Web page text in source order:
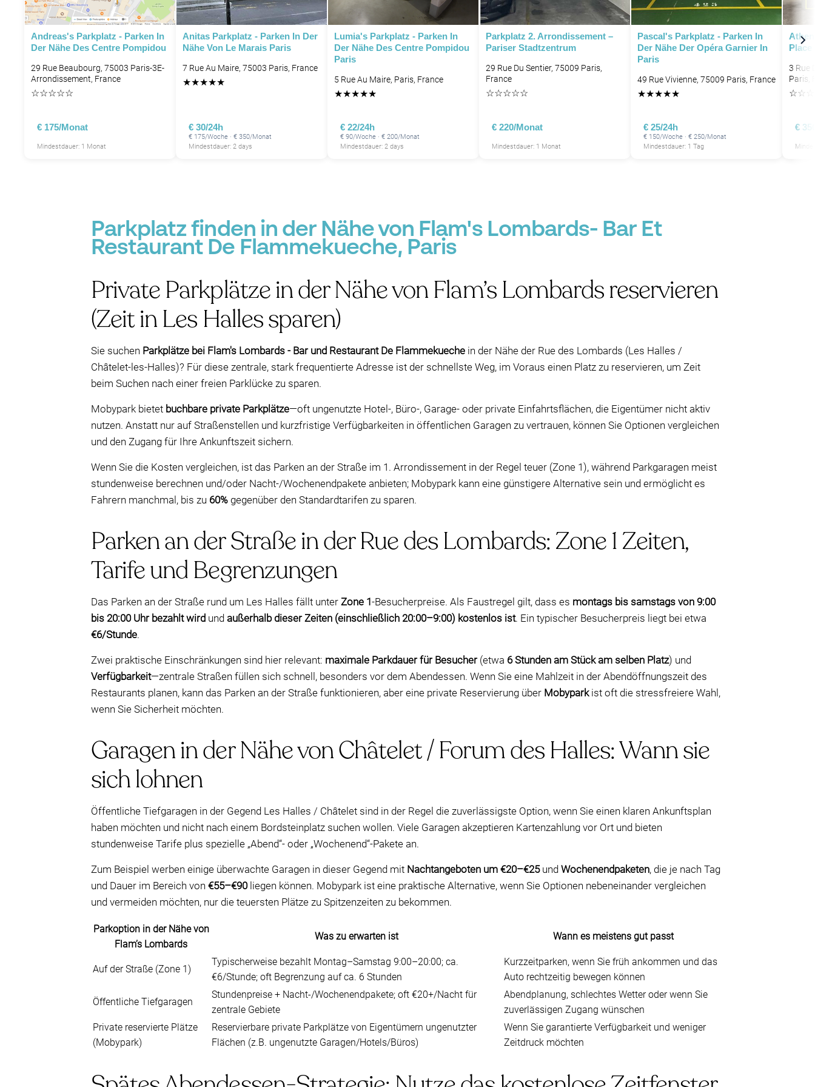
P
P
P
Andreas's Parkplatz - Parken In
Der Nähe Des Centre Pompidou
29 Rue Beaubourg, 75003 Paris-3E-
Arrondissement, France
☆☆☆☆☆
€ 175/Monat
Mindestdauer: 1 Monat
Anitas Parkplatz - Parken In Der
Nähe Von Le Marais Paris
7 Rue Au Maire, 75003 Paris, France
★★★★★
€ 30/24h
€ 175/Woche · € 350/Monat
Mindestdauer: 2 days
Lumia's Parkplatz - Parken In
Der Nähe Des Centre Pompidou
Paris
5 Rue Au Maire, Paris, France
★★★★★
€ 22/24h
€ 90/Woche · € 200/Monat
Mindestdauer: 2 days
Parkplatz 2. Arrondissement –
Pariser Stadtzentrum
29 Rue Du Sentier, 75009 Paris,
France
☆☆☆☆☆
€ 220/Monat
Mindestdauer: 1 Monat
Pascal's Parkplatz - Parken In
Der Nähe Der Opéra Garnier In
Paris
49 Rue Vivienne, 75009 Paris, France
★★★★★
€ 25/24h
€ 150/Woche · € 250/Monat
Mindestdauer: 1 Tag
Place
3 Rue
Paris,
☆☆
€
Parkplatz finden in der Nähe von Flam's Lombards- Bar Et
Restaurant De Flammekueche, Paris
Private Parkplätze in der Nähe von Flam’s Lombards reservieren
(Zeit in Les Halles sparen)
Sie suchen Parkplätze bei Flam's Lombards - Bar und Restaurant De Flammekueche in der Nähe der Rue des Lombards (Les Halles /
Châtelet-les-Halles)? Für diese zentrale, stark frequentierte Adresse ist der schnellste Weg, im Voraus einen Platz zu reservieren, um Zeit
beim Suchen nach einer freien Parklücke zu sparen.
Mobypark bietet buchbare private Parkplätze—oft ungenutzte Hotel-, Büro-, Garage- oder private Einfahrtsflächen, die Eigentümer nicht aktiv
nutzen. Anstatt nur auf Straßenstellen und kurzfristige Verfügbarkeiten in öffentlichen Garagen zu vertrauen, können Sie Optionen vergleichen
und den Zugang für Ihre Ankunftszeit sichern.
Wenn Sie die Kosten vergleichen, ist das Parken an der Straße im 1. Arrondissement in der Regel teuer (Zone 1), während Parkgaragen meist
stundenweise berechnen und/oder Nacht-/Wochenendpakete anbieten; Mobypark kann eine günstigere Alternative sein und ermöglicht es
Fahrern manchmal, bis zu 60% gegenüber den Standardtarifen zu sparen.
Parken an der Straße in der Rue des Lombards: Zone 1 Zeiten,
Tarife und Begrenzungen
Das Parken an der Straße rund um Les Halles fällt unter Zone 1-Besucherpreise. Als Faustregel gilt, dass es montags bis samstags von 9:00
bis 20:00 Uhr bezahlt wird und außerhalb dieser Zeiten (einschließlich 20:00–9:00) kostenlos ist. Ein typischer Besucherpreis liegt bei etwa
€6/Stunde.
Zwei praktische Einschränkungen sind hier relevant: maximale Parkdauer für Besucher(etwa 6 Stunden am Stück am selben Platz) und
Verfügbarkeit—zentrale Straßen füllen sich schnell, besonders vor dem Abendessen. Wenn Sie eine Mahlzeit in der Abendöffnungszeit des
Restaurants planen, kann das Parken an der Straße funktionieren, aber eine private Reservierung über Mobyparkist oft die stressfreiere Wahl,
wenn Sie Sicherheit möchten.
Garagen in der Nähe von Châtelet / Forum des Halles: Wann sie
sich lohnen
Öffentliche Tiefgaragen in der Gegend Les Halles / Châtelet sind in der Regel die zuverlässigste Option, wenn Sie einen klaren Ankunftsplan
haben möchten und nicht nach einem Bordsteinplatz suchen wollen. Viele Garagen akzeptieren Kartenzahlung vor Ort und bieten
stundenweise Tarife plus spezielle „Abend“- oder „Wochenend“-Pakete an.
Zum Beispiel werben einige überwachte Garagen in dieser Gegend mit Nachtangeboten um €20–€25und Wochenendpaketen, die je nach Tag
und Dauer im Bereich von €55–€90liegen können. Mobypark ist eine praktische Alternative, wenn Sie Optionen nebeneinander vergleichen
und vermeiden möchten, nur die teuersten Plätze zu Spitzenzeiten zu bekommen.
Parkoption in der Nähe von
Flam’s Lombards
Was zu erwarten ist Wann es meistens gut passt
Auf der Straße (Zone 1)
Typischerweise bezahlt Montag–Samstag 9:00–20:00; ca.
€6/Stunde; oft Begrenzung auf ca. 6 Stunden
Kurzzeitparken, wenn Sie früh ankommen und das
Auto rechtzeitig bewegen können
Öffentliche Tiefgaragen
Stundenpreise + Nacht-/Wochenendpakete; oft €20+/Nacht für
zentrale Gebiete
Abendplanung, schlechtes Wetter oder wenn Sie
zuverlässigen Zugang wünschen
Private reservierte Plätze
(Mobypark)
Reservierbare private Parkplätze von Eigentümern ungenutzter
Flächen (z.B. ungenutzte Garagen/Hotels/Büros)
Wenn Sie garantierte Verfügbarkeit und weniger
Zeitdruck möchten